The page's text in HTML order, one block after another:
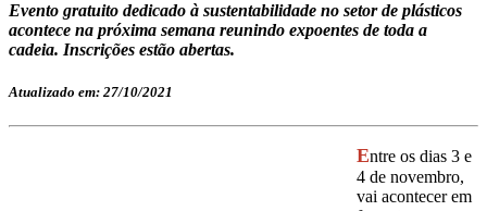
Evento gratuito dedicado à sustentabilidade no setor de plásticos
acontece na próxima semana reunindo expoentes de toda a
cadeia. Inscrições estão abertas.
Atualizado em: 27/10/2021
Entre os dias 3 e
4 de novembro,
vai acontecer em